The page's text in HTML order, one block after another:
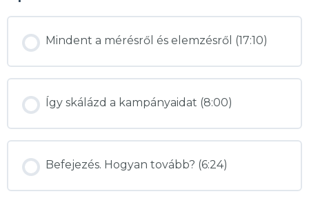
Mindent a mérésről és elemzésről (17:10)
Így skálázd a kampányaidat (8:00)
Befejezés. Hogyan tovább? (6:24)